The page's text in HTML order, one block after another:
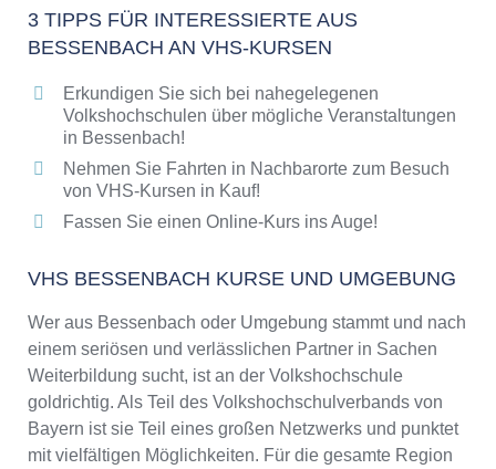
3 TIPPS FÜR INTERESSIERTE AUS
BESSENBACH AN VHS-KURSEN
Erkundigen Sie sich bei nahegelegenen
Volkshochschulen über mögliche Veranstaltungen
in Bessenbach!
Nehmen Sie Fahrten in Nachbarorte zum Besuch
von VHS-Kursen in Kauf!
Fassen Sie einen Online-Kurs ins Auge!
VHS BESSENBACH KURSE UND UMGEBUNG
Wer aus Bessenbach oder Umgebung stammt und nach
einem seriösen und verlässlichen Partner in Sachen
Weiterbildung sucht, ist an der Volkshochschule
goldrichtig. Als Teil des Volkshochschulverbands von
Bayern ist sie Teil eines großen Netzwerks und punktet
mit vielfältigen Möglichkeiten. Für die gesamte Region